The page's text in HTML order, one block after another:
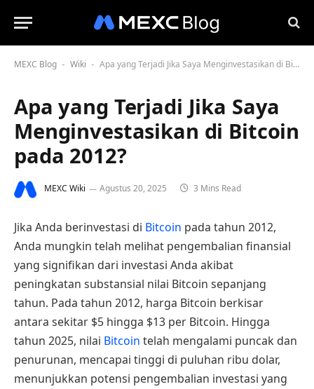
MEXC Blog - Wiki - Apa yang Terjadi Jika Saya Menginvestasikan di Bitcoin pada 2012?
Apa yang Terjadi Jika Saya
Menginvestasikan di Bitcoin
pada 2012?
MEXC Wiki Agustus 20, 2025 3 Mins Read
Jika Anda berinvestasi di Bitcoin pada tahun 2012,
Anda mungkin telah melihat pengembalian finansial
yang signifikan dari investasi Anda akibat
peningkatan substansial nilai Bitcoin sepanjang
tahun. Pada tahun 2012, harga Bitcoin berkisar
antara sekitar $5 hingga $13 per Bitcoin. Hingga
tahun 2025, nilai Bitcoin telah mengalami puncak dan
penurunan, mencapai tinggi di puluhan ribu dolar,
menunjukkan potensi pengembalian investasi yang